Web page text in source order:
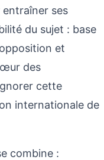
ses
du sujet : base
et
des
cette
internationale de
combine :